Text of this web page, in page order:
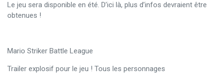
Le jeu sera disponible en été. D’ici là, plus d’infos devraient être
obtenues !
Mario Striker Battle League
Trailer explosif pour le jeu ! Tous les personnages